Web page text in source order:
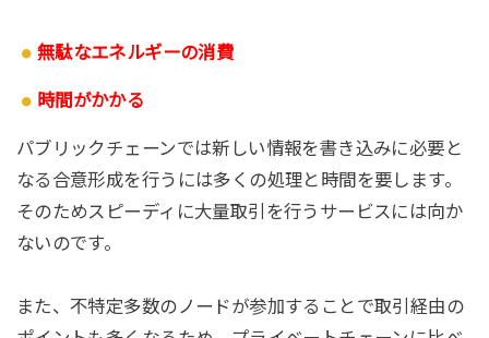
無駄なエネルギーの消費
時間がかかる
パブリックチェーンでは新しい情報を書き込みに必要と
なる合意形成を行うには多くの処理と時間を要します。
そのためスピーディに大量取引を行うサービスには向か
ないのです。
また、不特定多数のノードが参加することで取引経由の